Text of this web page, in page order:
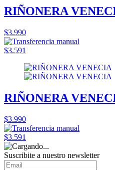
RIÑONERA
$3.990
$3.591
RIÑONERA
$3.990
$3.591
Suscribite a nuestro newsletter